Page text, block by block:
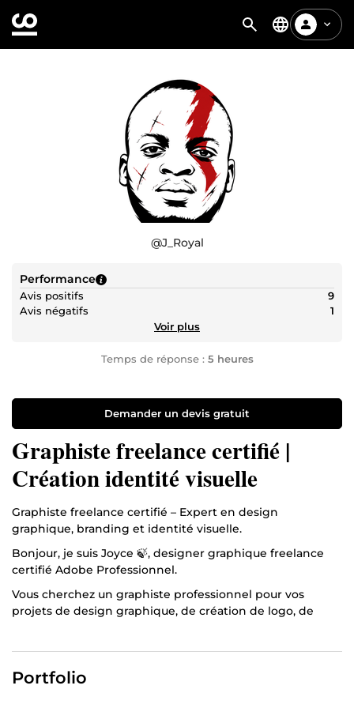
@J_Royal
Performance
Avis positifs
9
Avis négatifs
1
Voir plus
Temps de réponse : 5 heures
Demander un devis gratuit
Graphiste freelance certifié |
Création identité visuelle
Graphiste freelance certifié – Expert en design
graphique, branding et identité visuelle.
Bonjour, je suis Joyce 🍃, designer graphique freelance
certifié Adobe Professionnel.
Vous cherchez un graphiste professionnel pour vos
projets de design graphique, de création de logo, de
Avec plus de 5 ans d’expérience en design graphique, je
mets mon expertise au service de votre image de
Portfolio